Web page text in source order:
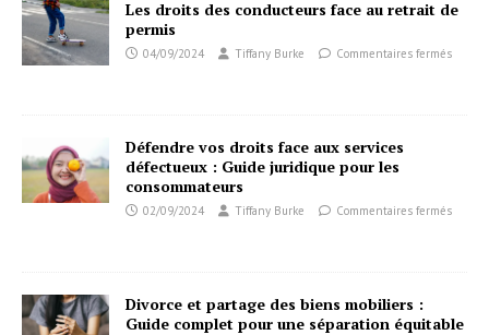
Les droits des conducteurs face au retrait de
permis
04/09/2024 Tiffany Burke Commentaires fermés
Défendre vos droits face aux services
défectueux : Guide juridique pour les
consommateurs
02/09/2024 Tiffany Burke Commentaires fermés
Divorce et partage des biens mobiliers :
Guide complet pour une séparation équitable